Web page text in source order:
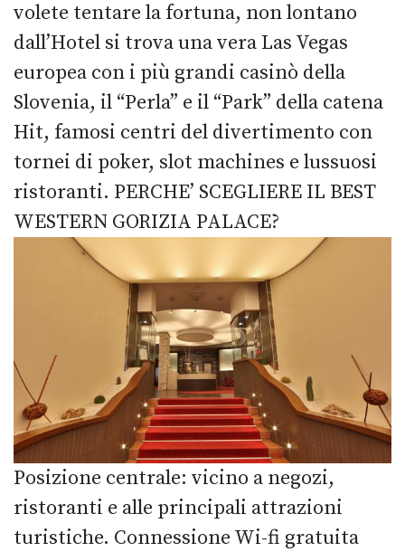
volete tentare la fortuna, non lontano
dall’Hotel si trova una vera Las Vegas
europea con i più grandi casinò della
Slovenia, il “Perla” e il “Park” della catena
Hit, famosi centri del divertimento con
tornei di poker, slot machines e lussuosi
ristoranti. PERCHE’ SCEGLIERE IL BEST
WESTERN GORIZIA PALACE?
Posizione centrale: vicino a negozi,
ristoranti e alle principali attrazioni
turistiche. Connessione Wi-fi gratuita